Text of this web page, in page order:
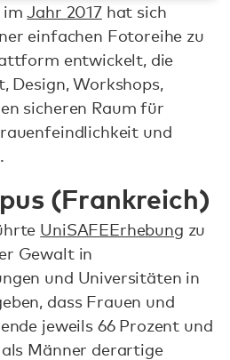
imJahr 2017hat sich
einfachen Fotoreihe zu
entwickelt, die
Design, Workshops,
sicheren Raum für
und
(Frankreich)
UniSAFEErhebung zu
Gewalt in
und Universitäten in
dass Frauen und
jeweils 66 Prozent und
Männer derartige